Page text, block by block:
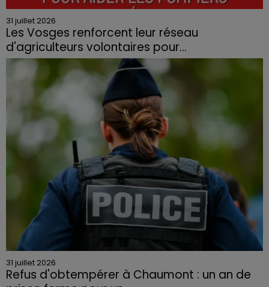
31 juillet 2026
Les Vosges renforcent leur réseau
d'agriculteurs volontaires pour...
Face à la sécheresse et aux risques de départs de feu,
la Chambre d'agriculture des Vosges a lancé un appel
aux agriculteurs volontaires pour venir en aide...
31 juillet 2026
Refus d'obtempérer à Chaumont : un an de